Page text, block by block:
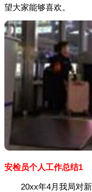
望大家能够喜欢。
安检员个人工作总结1
20xx年4月我局对新